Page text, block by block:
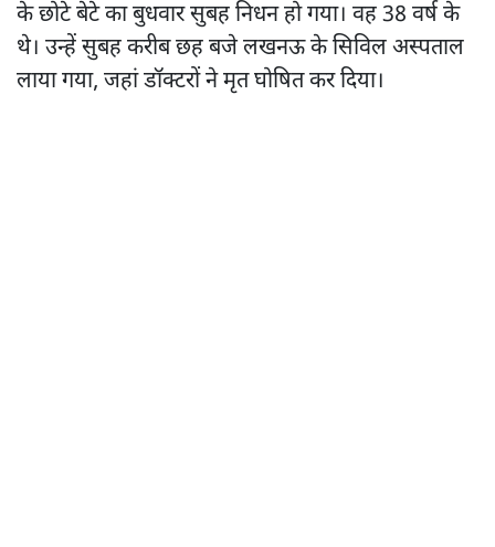
के छोटे बेटे का बुधवार सुबह निधन हो गया। वह 38 वर्ष के
थे। उन्हें सुबह करीब छह बजे लखनऊ के सिविल अस्पताल
लाया गया, जहां डॉक्टरों ने मृत घोषित कर दिया।